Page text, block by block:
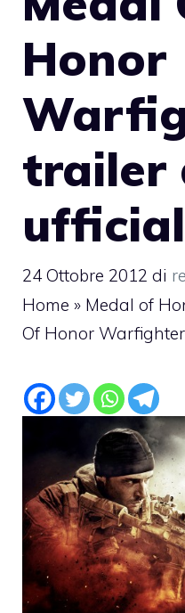
Honor
trailer
24 Ottobre 2012 di
Home » Medal of
Of Honor